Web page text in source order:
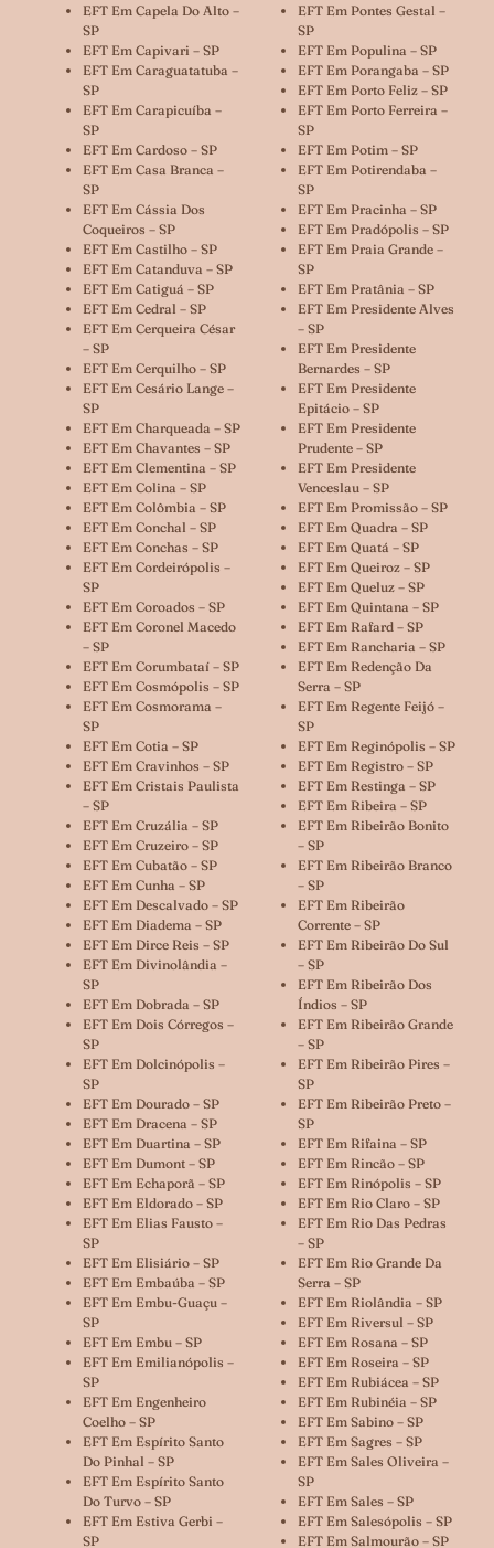
EFT Em Capela Do Alto –
SP
EFT Em Capivari – SP
EFT Em Caraguatatuba –
SP
EFT Em Carapicuíba –
SP
EFT Em Cardoso – SP
EFT Em Casa Branca –
SP
EFT Em Cássia Dos
Coqueiros – SP
EFT Em Castilho – SP
EFT Em Catanduva – SP
EFT Em Catiguá – SP
EFT Em Cedral – SP
EFT Em Cerqueira César
– SP
EFT Em Cerquilho – SP
EFT Em Cesário Lange –
SP
EFT Em Charqueada – SP
EFT Em Chavantes – SP
EFT Em Clementina – SP
EFT Em Colina – SP
EFT Em Colômbia – SP
EFT Em Conchal – SP
EFT Em Conchas – SP
EFT Em Cordeirópolis –
SP
EFT Em Coroados – SP
EFT Em Coronel Macedo
– SP
EFT Em Corumbataí – SP
EFT Em Cosmópolis – SP
EFT Em Cosmorama –
SP
EFT Em Cotia – SP
EFT Em Cravinhos – SP
EFT Em Cristais Paulista
– SP
EFT Em Cruzália – SP
EFT Em Cruzeiro – SP
EFT Em Cubatão – SP
EFT Em Cunha – SP
EFT Em Descalvado – SP
EFT Em Diadema – SP
EFT Em Dirce Reis – SP
EFT Em Divinolândia –
SP
EFT Em Dobrada – SP
EFT Em Dois Córregos –
SP
EFT Em Dolcinópolis –
SP
EFT Em Dourado – SP
EFT Em Dracena – SP
EFT Em Duartina – SP
EFT Em Dumont – SP
EFT Em Echaporã – SP
EFT Em Eldorado – SP
EFT Em Elias Fausto –
SP
EFT Em Elisiário – SP
EFT Em Embaúba – SP
EFT Em Embu-Guaçu –
SP
EFT Em Embu – SP
EFT Em Emilianópolis –
SP
EFT Em Engenheiro
Coelho – SP
EFT Em Espírito Santo
Do Pinhal – SP
EFT Em Espírito Santo
Do Turvo – SP
EFT Em Estiva Gerbi –
SP
EFT Em Pontes Gestal –
SP
EFT Em Populina – SP
EFT Em Porangaba – SP
EFT Em Porto Feliz – SP
EFT Em Porto Ferreira –
SP
EFT Em Potim – SP
EFT Em Potirendaba –
SP
EFT Em Pracinha – SP
EFT Em Pradópolis – SP
EFT Em Praia Grande –
SP
EFT Em Pratânia – SP
EFT Em Presidente Alves
– SP
EFT Em Presidente
Bernardes – SP
EFT Em Presidente
Epitácio – SP
EFT Em Presidente
Prudente – SP
EFT Em Presidente
Venceslau – SP
EFT Em Promissão – SP
EFT Em Quadra – SP
EFT Em Quatá – SP
EFT Em Queiroz – SP
EFT Em Queluz – SP
EFT Em Quintana – SP
EFT Em Rafard – SP
EFT Em Rancharia – SP
EFT Em Redenção Da
Serra – SP
EFT Em Regente Feijó –
SP
EFT Em Reginópolis – SP
EFT Em Registro – SP
EFT Em Restinga – SP
EFT Em Ribeira – SP
EFT Em Ribeirão Bonito
– SP
EFT Em Ribeirão Branco
– SP
EFT Em Ribeirão
Corrente – SP
EFT Em Ribeirão Do Sul
– SP
EFT Em Ribeirão Dos
Índios – SP
EFT Em Ribeirão Grande
– SP
EFT Em Ribeirão Pires –
SP
EFT Em Ribeirão Preto –
SP
EFT Em Rifaina – SP
EFT Em Rincão – SP
EFT Em Rinópolis – SP
EFT Em Rio Claro – SP
EFT Em Rio Das Pedras
– SP
EFT Em Rio Grande Da
Serra – SP
EFT Em Riolândia – SP
EFT Em Riversul – SP
EFT Em Rosana – SP
EFT Em Roseira – SP
EFT Em Rubiácea – SP
EFT Em Rubinéia – SP
EFT Em Sabino – SP
EFT Em Sagres – SP
EFT Em Sales Oliveira –
SP
EFT Em Sales – SP
EFT Em Salesópolis – SP
EFT Em Salmourão – SP